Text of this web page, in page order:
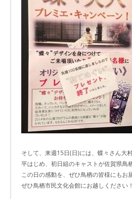
そして、来週15日(日)には、蝶々さん大
平はじめ、初日組のキャストが佐賀県鳥
この日の感動を、ぜひ鳥栖の皆様にもお
ぜひ鳥栖市民文化会館にお越しください！